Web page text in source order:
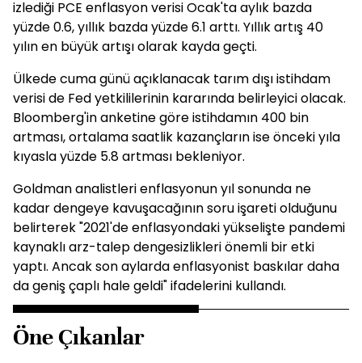
izlediği PCE enflasyon verisi Ocak'ta aylık bazda
yüzde 0.6, yıllık bazda yüzde 6.1 arttı. Yıllık artış 40
yılın en büyük artışı olarak kayda geçti.
Ülkede cuma günü açıklanacak tarım dışı istihdam
verisi de Fed yetkililerinin kararında belirleyici olacak.
Bloomberg'in anketine göre istihdamın 400 bin
artması, ortalama saatlik kazançların ise önceki yıla
kıyasla yüzde 5.8 artması bekleniyor.
Goldman analistleri enflasyonun yıl sonunda ne
kadar dengeye kavuşacağının soru işareti olduğunu
belirterek "2021'de enflasyondaki yükselişte pandemi
kaynaklı arz-talep dengesizlikleri önemli bir etki
yaptı. Ancak son aylarda enflasyonist baskılar daha
da geniş çaplı hale geldi" ifadelerini kullandı.
Öne Çıkanlar